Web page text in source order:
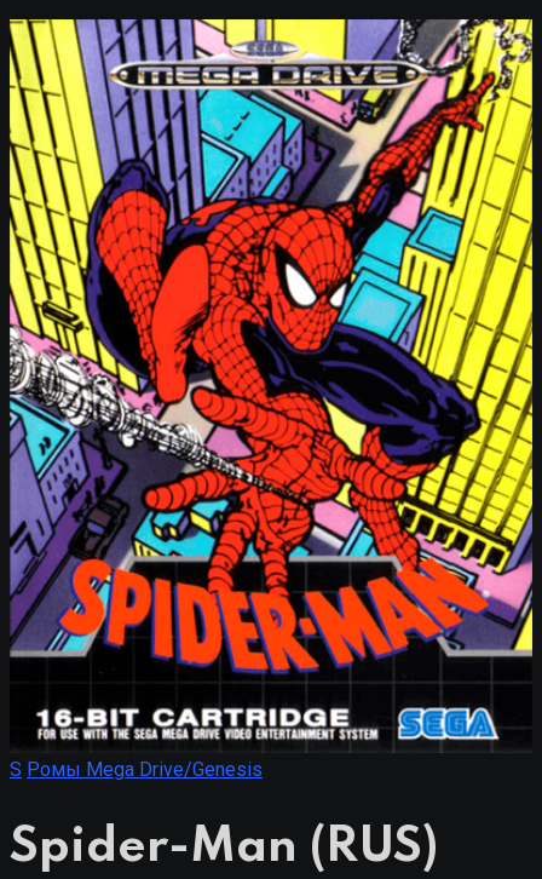
S Ромы Mega Drive/Genesis
Spider-Man (RUS)